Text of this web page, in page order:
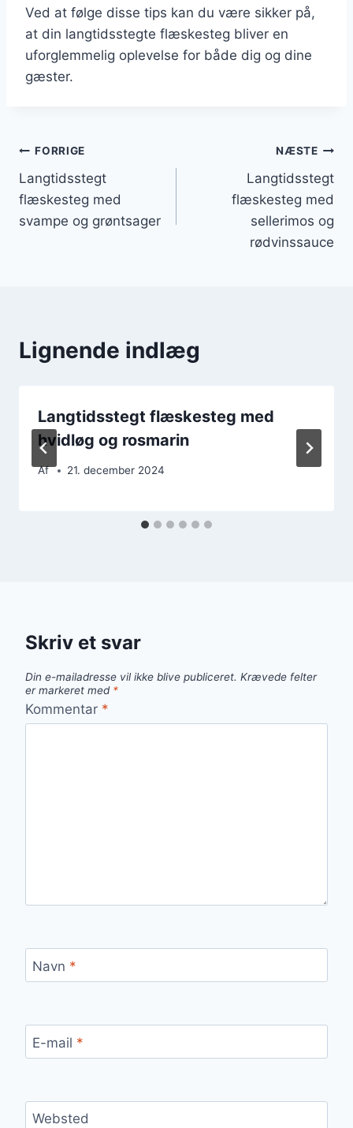
Ved at følge disse tips kan du være sikker på,
at din langtidsstegte flæskesteg bliver en
uforglemmelig oplevelse for både dig og dine
gæster.
Indlægsnavigation
FORRIGE
Langtidsstegt
flæskesteg med
svampe og grøntsager
NÆSTE
Langtidsstegt
flæskesteg med
sellerimos og
rødvinssauce
Lignende indlæg
Langtidsstegt flæskesteg med
hvidløg og rosmarin
Af 21. december 2024
Skriv et svar
Din e-mailadresse vil ikke blive publiceret. Krævede felter
er markeret med *
Kommentar *
Navn *
E-mail *
Websted